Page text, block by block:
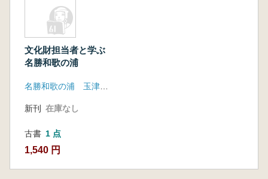
文化財担当者と学ぶ
名勝和歌の浦
名勝和歌の浦 玉津島保存会
新刊 在庫なし
古書 1 点
1,540 円